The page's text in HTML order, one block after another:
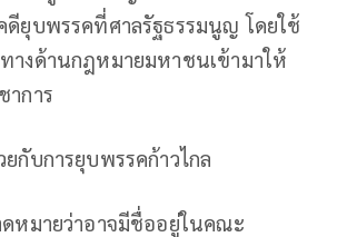
ดียุบพรรคที่ศาลรัฐธรรมนูญ โดยใช้
างด้านกฎหมายมหาชนเข้ามาให้
าการ
ยกับการยุบพรรคก้าวไกล
ดหมายว่าอาจมีชื่ออยู่ในคณะ